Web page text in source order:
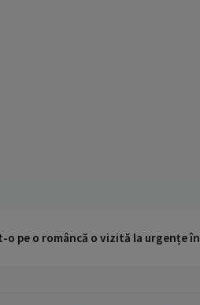
o pe o româncă o vizită la urgențe